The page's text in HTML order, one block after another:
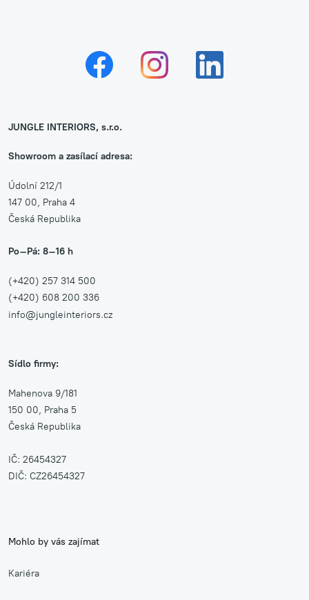
JUNGLE INTERIORS, s.r.o.
Showroom a zasílací adresa:
Údolní 212/1
147 00, Praha 4
Česká Republika
Po–Pá: 8–16 h
(+420) 257 314 500
(+420) 608 200 336
info@jungleinteriors.cz
Sídlo firmy:
Mahenova 9/181
150 00, Praha 5
Česká Republika
IČ: 26454327
DIČ: CZ26454327
Mohlo by vás zajímat
Kariéra